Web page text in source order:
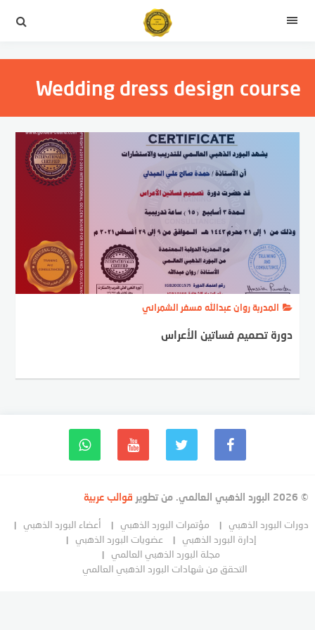
Wedding dress design course
المدربة روان عبدالله مسفر الشمراني
دورة تصميم فساتين الأعراس
© 2026 البورد الذهبي العالمي. من تطوير قوالب عربية
دورات البورد الذهبي مؤتمرات البورد الذهبي
أعضاء البورد الذهبي
إدارة البورد الذهبي
عضويات البورد الذهبي
مجلة البورد الذهبي العالمي
التحقق من شهادات البورد الذهبي العالمي